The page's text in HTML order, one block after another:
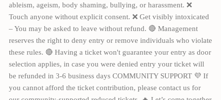
ableism, ageism, body shaming, bullying, or harassment. ❌
Touch anyone without explicit consent. ❌ Get visibly intoxicated
– You may be asked to leave without refund. 🔴 Management
reserves the right to deny entry or remove individuals who violate
these rules. 🔴 Having a ticket won't guarantee your entry as door
selection applies, in case you were denied entry your ticket will
be refunded in 3-6 business days COMMUNITY SUPPORT 💜 If
you cannot afford the ticket contribution, please contact us for